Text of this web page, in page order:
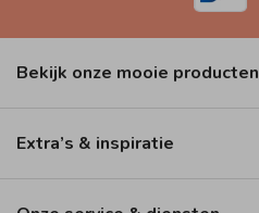
Bekijk onze mooie producten
Extra’s & inspiratie